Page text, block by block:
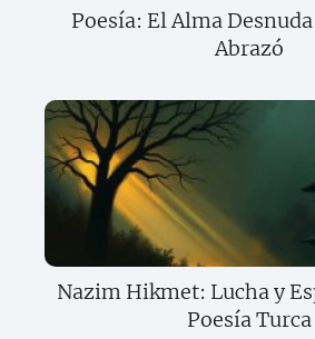
Poesía: El Alma
Abrazó
Nazim Hikmet: Lucha y
Poesía Turca